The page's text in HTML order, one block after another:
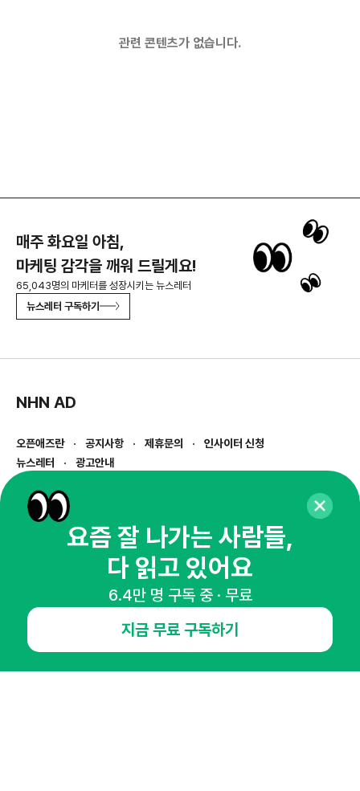
관련 콘텐츠가 없습니다.
매주 화요일 아침,
마케팅 감각을 깨워 드릴게요!
65,043명의 마케터를 성장시키는 뉴스레터
뉴스레터 구독하기
NHN AD
오픈애즈란 공지사항 제휴문의
인사이터 신청
뉴스레터
광고안내
경기도 성남시 분당구 대왕판교로645번길 16
사업자등록번호 : 144-81-27690(
통신판매업신고번호 : 2014-경기성남-1023
호스팅서비스사업자 : 오픈애즈
1800-2198
openads@openads.co.kr
이용약관
instagramthreadkakaotalk
요즘 잘 나가는 사람들,
다 읽고 있어요
6.4만 명 구독 중 · 무료
지금 무료 구독하기